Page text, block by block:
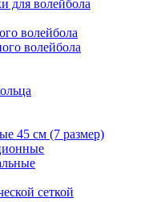
для волейбола
волейбола
волейбола
45 см (7 размер)
сеткой